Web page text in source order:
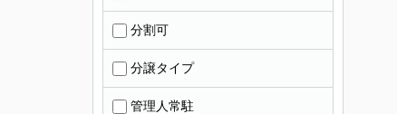
分割可
分譲タイプ
管理人常駐